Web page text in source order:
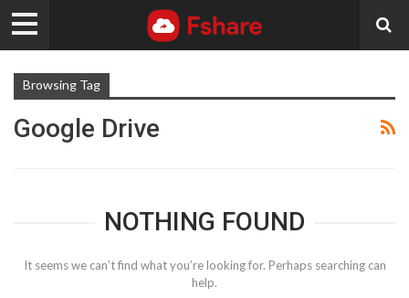
Browsing Tag
Google Drive
NOTHING FOUND
It seems we can’t find what you’re looking for. Perhaps searching can
help.